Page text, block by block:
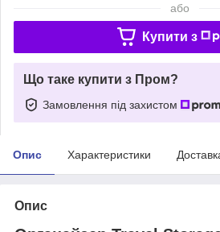
або
Купити з
Що таке купити з Пром?
Замовлення під захистом
Опис Характеристики
Опис